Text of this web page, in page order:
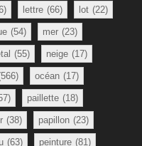
lettre (66) lot (22)
(54) mer (23)
(55) neige (17)
océan (17)
paillette (18)
(38) papillon (23)
(63) peinture (81)